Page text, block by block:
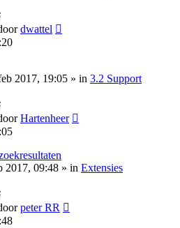
dwattel
2017, 19:05 » in 3.2 Support
Hartenheer
2017, 09:48 » in Extensies
peter RR